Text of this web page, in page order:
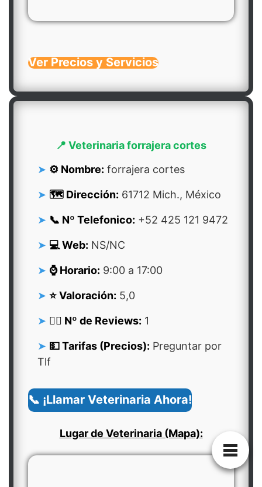
Ver Precios y Servicios
📍 Veterinaria forrajera cortes
⚙️ Nombre: forrajera cortes
🗺️ Dirección: 61712 Mich., México
📞 Nº Telefonico: +52 425 121 9472
💻 Web: NS/NC
⌚ Horario: 9:00 a 17:00
⭐ Valoración: 5,0
👍🏻 Nº de Reviews: 1
💵 Tarifas (Precios): Preguntar por
Tlf
📞 ¡Llamar Veterinaria Ahora!
Lugar de Veterinaria (Mapa):